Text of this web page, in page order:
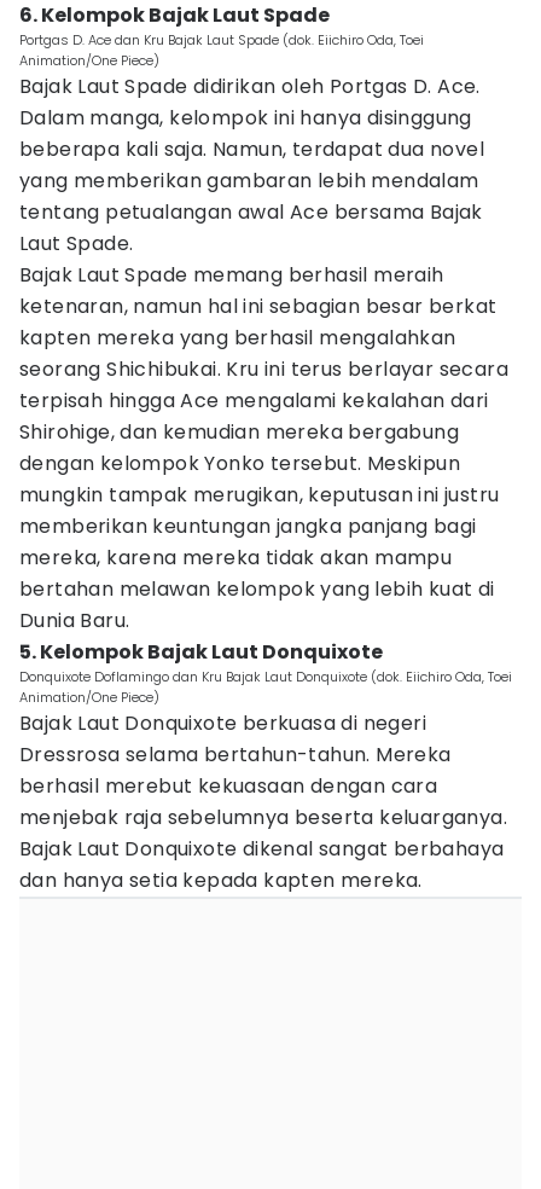
6. Kelompok Bajak Laut Spade
Portgas D. Ace dan Kru Bajak Laut Spade (dok. Eiichiro Oda, Toei
Animation/One Piece)
Bajak Laut Spade didirikan oleh Portgas D. Ace.
Dalam manga, kelompok ini hanya disinggung
beberapa kali saja. Namun, terdapat dua novel
yang memberikan gambaran lebih mendalam
tentang petualangan awal Ace bersama Bajak
Laut Spade.
Bajak Laut Spade memang berhasil meraih
ketenaran, namun hal ini sebagian besar berkat
kapten mereka yang berhasil mengalahkan
seorang Shichibukai. Kru ini terus berlayar secara
terpisah hingga Ace mengalami kekalahan dari
Shirohige, dan kemudian mereka bergabung
dengan kelompok Yonko tersebut. Meskipun
mungkin tampak merugikan, keputusan ini justru
memberikan keuntungan jangka panjang bagi
mereka, karena mereka tidak akan mampu
bertahan melawan kelompok yang lebih kuat di
Dunia Baru.
5. Kelompok Bajak Laut Donquixote
Donquixote Doflamingo dan Kru Bajak Laut Donquixote (dok. Eiichiro Oda, Toei
Animation/One Piece)
Bajak Laut Donquixote berkuasa di negeri
Dressrosa selama bertahun-tahun. Mereka
berhasil merebut kekuasaan dengan cara
menjebak raja sebelumnya beserta keluarganya.
Bajak Laut Donquixote dikenal sangat berbahaya
dan hanya setia kepada kapten mereka.